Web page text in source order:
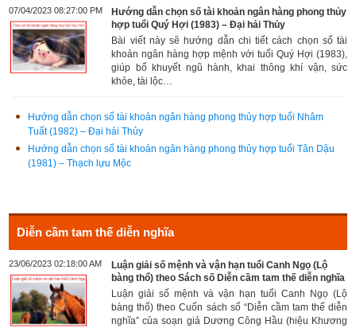
07/04/2023 08:27:00 PM
Hướng dẫn chọn số tài khoản ngân hàng phong thủy
hợp tuổi Quý Hợi (1983) – Đại hải Thủy
Bài viết này sẽ hướng dẫn chi tiết cách chọn số tài
khoản ngân hàng hợp mệnh với tuổi Quý Hợi (1983),
giúp bổ khuyết ngũ hành, khai thông khí vận, sức
khỏe, tài lộc…
Hướng dẫn chọn số tài khoản ngân hàng phong thủy hợp tuổi Nhâm
Tuất (1982) – Đại hải Thủy
Hướng dẫn chọn số tài khoản ngân hàng phong thủy hợp tuổi Tân Dậu
(1981) – Thạch lựu Mộc
Diễn cầm tam thế diễn nghĩa
23/06/2023 02:18:00 AM
Luận giải số mệnh và vận hạn tuổi Canh Ngọ (Lộ
bàng thổ) theo Sách số Diễn cầm tam thế diễn nghĩa
Luận giải số mệnh và vận hạn tuổi Canh Ngọ (Lộ
bàng thổ) theo Cuốn sách số “Diễn cầm tam thế diễn
nghĩa” của soạn giả Dương Công Hầu (hiệu Khương